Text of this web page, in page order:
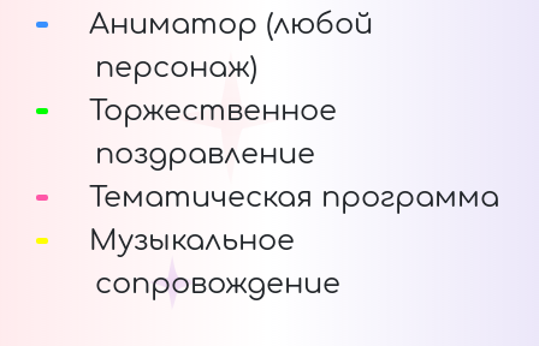
Аниматор (любой
персонаж)
Торжественное
поздравление
Тематическая программа
Музыкальное
сопровождение